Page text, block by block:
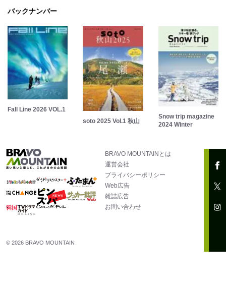
バックナンバー
Fall Line 2026 VOL.1
soto 2025 Vol.1 秋山
Snow trip magazine
2024 Winter
BRAVO MOUNTAINとは
運営会社
プライバシーポリシー
Web広告
雑誌広告
お問い合わせ
© 2026 BRAVO MOUNTAIN